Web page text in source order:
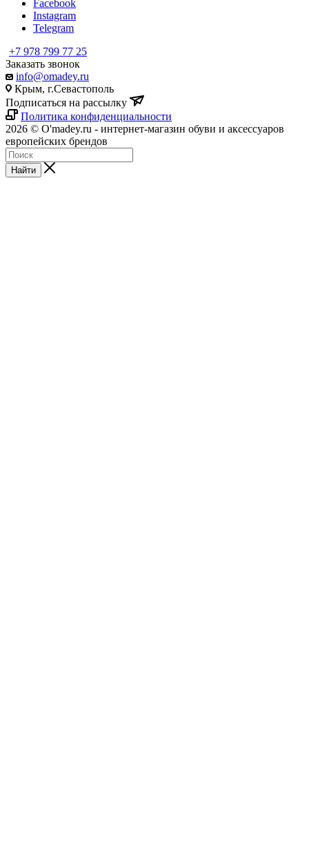
Facebook
Instagram
Telegram
+7 978 799 77 25
Заказать звонок
info@omadey.ru
Крым, г.Севастополь
Подписаться на рассылку
Политика конфиденциальности
2026 © O'madey.ru - интернет-магазин обуви и аксессуаров
европейских брендов
Найти